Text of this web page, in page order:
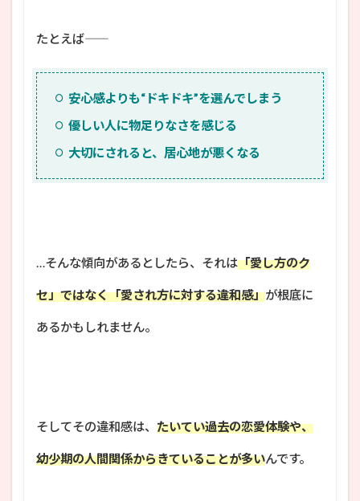
たとえば――
安心感よりも“ドキドキ”を選んでしまう
優しい人に物足りなさを感じる
大切にされると、居心地が悪くなる
…そんな傾向があるとしたら、それは「愛し方のク
セ」ではなく「愛され方に対する違和感」が根底に
あるかもしれません。
そしてその違和感は、 たいてい過去の恋愛体験や、
幼少期の人間関係からきていることが多いんです。